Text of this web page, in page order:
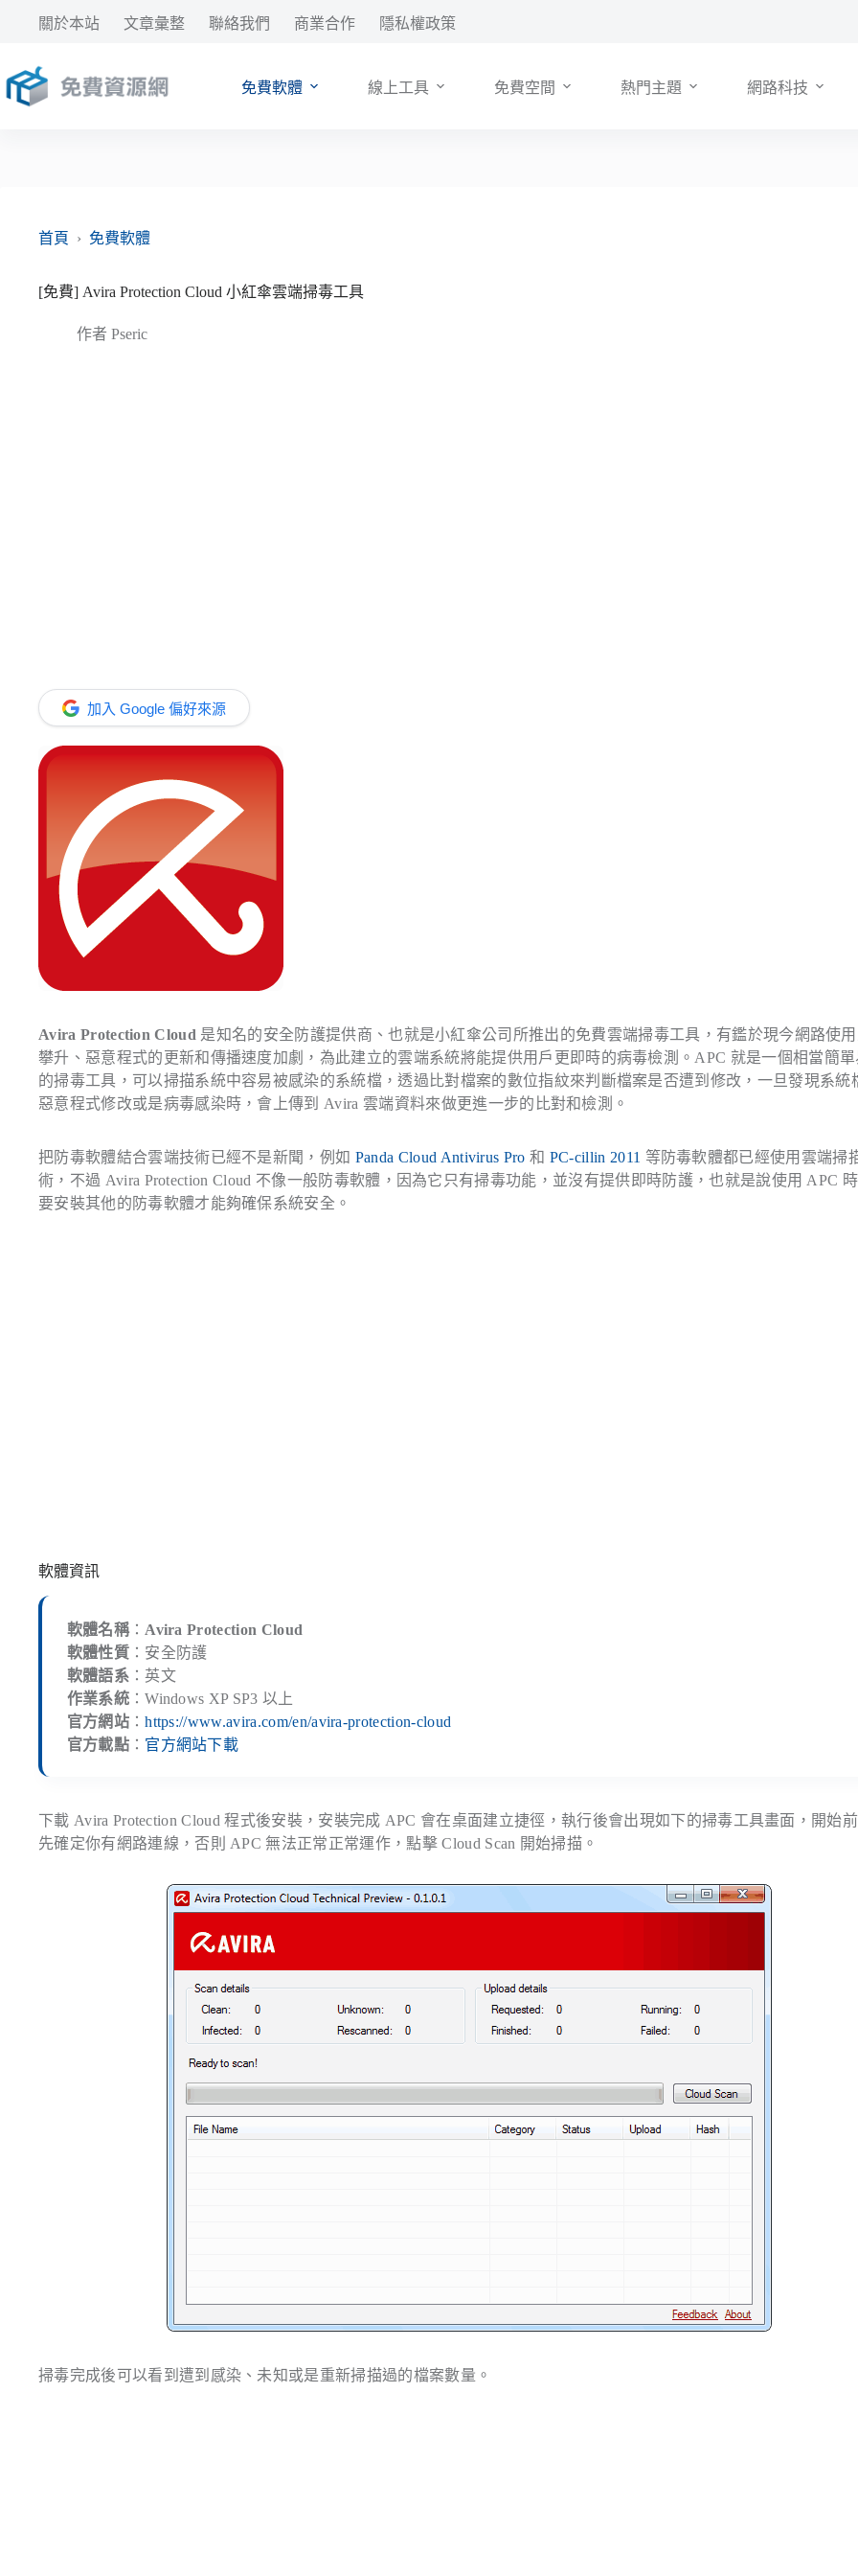
要
內
關於本站 文章彙整 聯絡我們 商業合作 隱私權政策
免費軟體 線上工具 免費空間 熱門主題 網路科技
首頁 › 免費軟體
[免費] Avira Protection Cloud 小紅傘雲端掃毒工具
作者 Pseric
加入 Google 偏好來源
Avira Protection Cloud 是知名的安全防護提供商、也就是小紅傘公司所推出的免費雲端掃毒工具，有鑑於現今網路使
攀升、惡意程式的更新和傳播速度加劇，為此建立的雲端系統將能提供用戶更即時的病毒檢測。APC 就是一個相當簡
的掃毒工具，可以掃描系統中容易被感染的系統檔，透過比對檔案的數位指紋來判斷檔案是否遭到修改，一旦發現系統
惡意程式修改或是病毒感染時，會上傳到 Avira 雲端資料來做更進一步的比對和檢測。
把防毒軟體結合雲端技術已經不是新聞，例如 Panda Cloud Antivirus Pro 和 PC-cillin 2011 等防毒軟體都已經使用雲端掃
術，不過 Avira Protection Cloud 不像一般防毒軟體，因為它只有掃毒功能，並沒有提供即時防護，也就是說使用 APC
要安裝其他的防毒軟體才能夠確保系統安全。
軟體資訊
軟體名稱： Avira Protection Cloud
軟體性質：安全防護
軟體語系：英文
作業系統：Windows XP SP3 以上
官方網站：https://www.avira.com/en/avira-protection-cloud
官方載點： 官方網站下載
下載 Avira Protection Cloud 程式後安裝，安裝完成 APC 會在桌面建立捷徑，執行後會出現如下的掃毒工具畫面，開始
先確定你有網路連線，否則 APC 無法正常正常運作，點擊 Cloud Scan 開始掃描。
掃毒完成後可以看到遭到感染、未知或是重新掃描過的檔案數量。